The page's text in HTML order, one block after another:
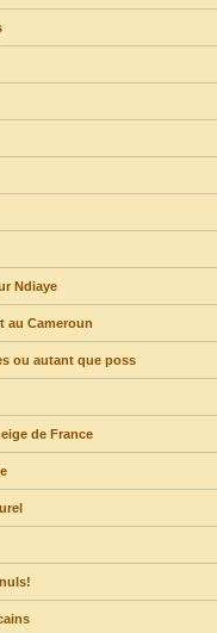
Ndiaye
au Cameroun
ou autant que poss
de France